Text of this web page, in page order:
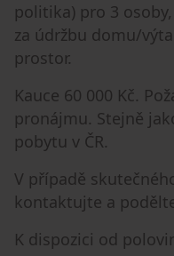
politika) pro 3
za údržbu domu/
prostor.
Kauce 60 000 Kč.
pronájmu. Stejně
pobytu v ČR.
V případě
kontaktujte a
K dispozici od